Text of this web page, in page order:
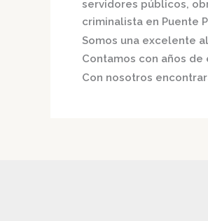
servidores públicos,
criminalista en Puente
Somos una excelente
Contamos con años
Con nosotros